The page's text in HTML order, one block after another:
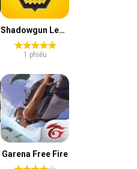
Shadowgun Legends
1 phiếu
Garena Free Fire